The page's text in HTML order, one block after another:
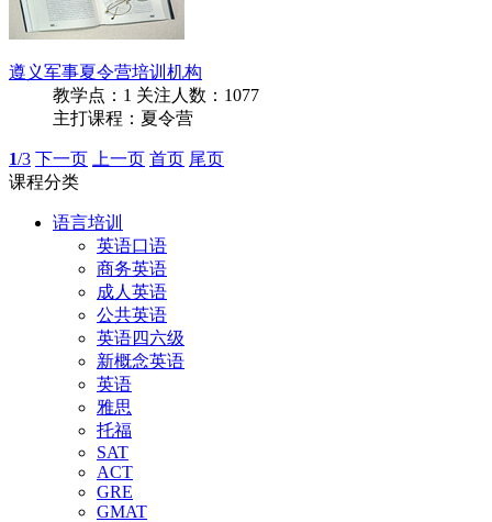
遵义军事夏令营培训机构
教学点： 1 关注人数： 1077
主打课程：夏令营
1/3 下一页 上一页 首页 尾页
课程分类
语言培训
英语口语
商务英语
成人英语
公共英语
英语四六级
新概念英语
英语
雅思
托福
SAT
ACT
GRE
GMAT